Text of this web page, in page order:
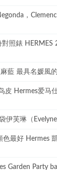
，
照錶 HERMES
藍 最具名媛風
皮 Hermes爱马
伊芙琳（
最好 Hermes
Garden Party